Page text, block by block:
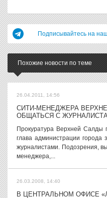
Подписывайтесь на
Похожие новости по теме
26.04.2011, 14:56
СИТИ-МЕНЕДЖЕРА
ОБЩАТЬСЯ С
Прокуратура Верхней
глава администрации
журналистами. Подозрения,
менеджера,...
26.03.2008, 14:40
В ЦЕНТРАЛЬНОМ ОФИСЕ